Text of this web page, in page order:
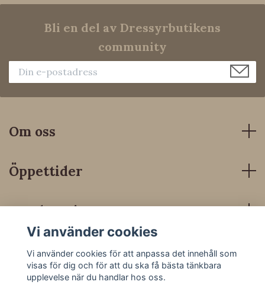
Bli en del av Dressyrbutikens
community
Om oss
Öppettider
Kundservice
Sociala medier
Vi använder cookies
Vi använder cookies för att anpassa det innehåll som
visas för dig och för att du ska få bästa tänkbara
upplevelse när du handlar hos oss.